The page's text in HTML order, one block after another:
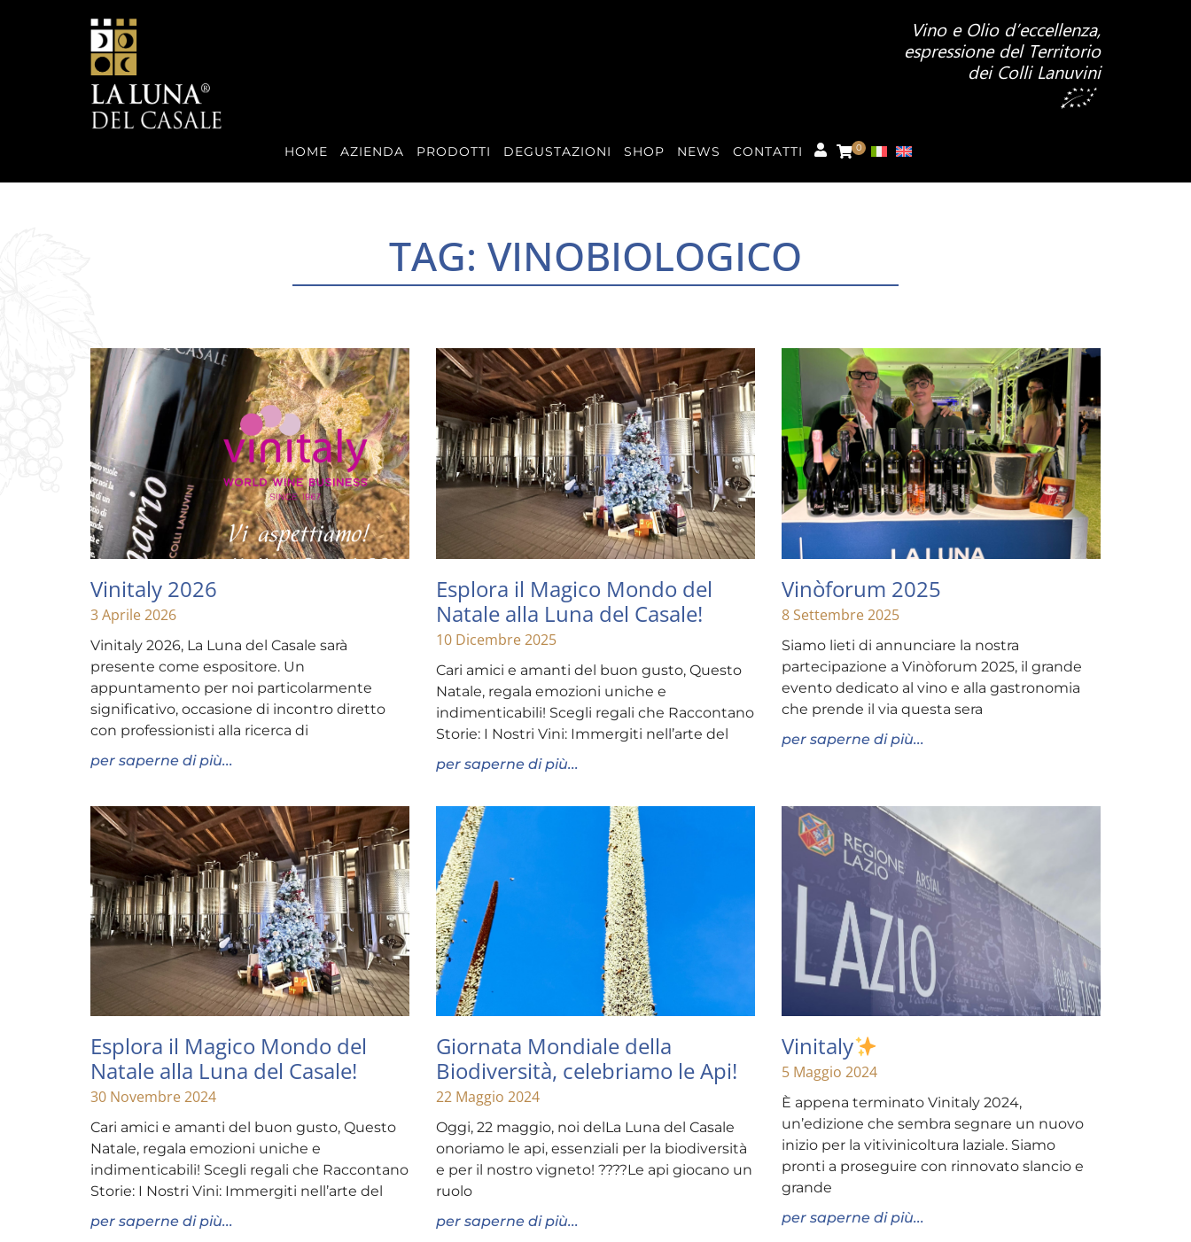
Vino e Olio d’eccellenza,
espressione del Territorio
dei Colli Lanuvini
HOME AZIENDA PRODOTTI DEGUSTAZIONI SHOP NEWS CONTATTI 0
TAG: VINOBIOLOGICO
Vinitaly 2026
3 Aprile 2026
Vinitaly 2026, La Luna del Casale sarà
presente come espositore. Un
appuntamento per noi particolarmente
significativo, occasione di incontro diretto
con professionisti alla ricerca di
per saperne di più...
Esplora il Magico Mondo del
Natale alla Luna del Casale!
10 Dicembre 2025
Cari amici e amanti del buon gusto, Questo
Natale, regala emozioni uniche e
indimenticabili! Scegli regali che Raccontano
Storie: I Nostri Vini: Immergiti nell’arte del
per saperne di più...
Vinòforum 2025
8 Settembre 2025
Siamo lieti di annunciare la nostra
partecipazione a Vinòforum 2025, il grande
evento dedicato al vino e alla gastronomia
che prende il via questa sera
per saperne di più...
Esplora il Magico Mondo del
Natale alla Luna del Casale!
30 Novembre 2024
Cari amici e amanti del buon gusto, Questo
Natale, regala emozioni uniche e
indimenticabili! Scegli regali che Raccontano
Storie: I Nostri Vini: Immergiti nell’arte del
per saperne di più...
Giornata Mondiale della
Biodiversità, celebriamo le Api!
22 Maggio 2024
Oggi, 22 maggio, noi delLa Luna del Casale
onoriamo le api, essenziali per la biodiversità
e per il nostro vigneto! ????Le api giocano un
ruolo
per saperne di più...
Vinitaly
5 Maggio 2024
È appena terminato Vinitaly 2024,
un’edizione che sembra segnare un nuovo
inizio per la vitivinicoltura laziale. Siamo
pronti a proseguire con rinnovato slancio e
grande
per saperne di più...